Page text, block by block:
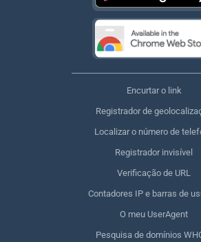
Encurtar o link
Registrador de
Localizar o número de
Registrador invisível
Verificação de URL
Contadores IP e barras de
O meu UserAgent
Pesquisa de domínios